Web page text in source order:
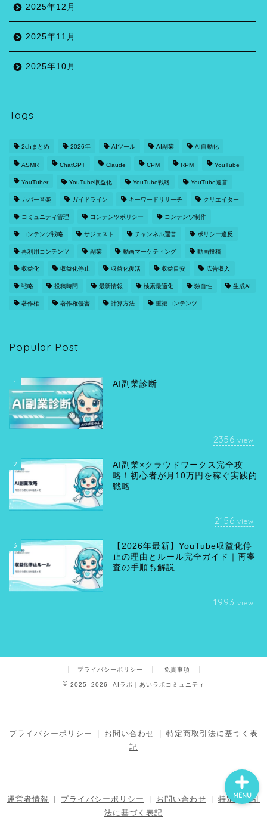
2025年12月
2025年11月
2025年10月
Tags
2chまとめ 2026年 AIツール AI副業 AI自動化
ASMR ChatGPT Claude CPM RPM YouTube
YouTuber YouTube収益化 YouTube戦略 YouTube運営
カバー音楽 ガイドライン キーワードリサーチ クリエイター
コミュニティ管理 コンテンツポリシー コンテンツ制作
コンテンツ戦略 サジェスト チャンネル運営 ポリシー違反
再利用コンテンツ 副業 動画マーケティング 動画投稿
収益化 収益化停止 収益化復活 収益目安 広告収入
戦略 投稿時間 最新情報 検索最適化 独自性 生成AI
著作権 著作権侵害 計算方法 重複コンテンツ
Popular Post
1 AI副業診断
2356 view
2
AI副業×クラウドワークス完全攻
略！初心者が月10万円を稼ぐ実践的
戦略
2156 view
3
【2026年最新】YouTube収益化停
止の理由とルール完全ガイド｜再審
査の手順も解説
1993 view
プライバシーポリシー 免責事項
2025–2026 AIラボ｜あいラボコミュニティ
MENU
プライバシーポリシー | お問い合わせ |
特定商取引法に基づく表
記
運営者情報 | プライバシーポリシー | お問い合わせ |
特定商取引
法に基づく表記